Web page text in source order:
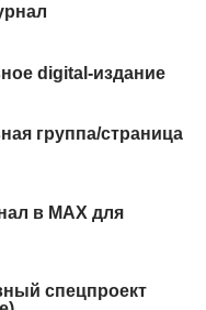
digital-издание
группа/cтраница
в МАХ для
спецпроект